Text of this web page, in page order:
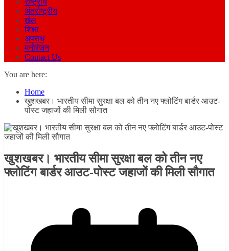
राष्ट्रीय
अंतर्राष्ट्रीय
खेल
शिक्षा
अपराध
मनोरंजन
Contact Us
You are here:
Home
खुशखबर। भारतीय सीमा सुरक्षा बल को तीन नए फ्लोटिंग बार्डर आउट-
पोस्ट जहाजों की मिली सौगात
खुशखबर। भारतीय सीमा सुरक्षा बल को तीन नए
फ्लोटिंग बार्डर आउट-पोस्ट जहाजों की मिली सौगात